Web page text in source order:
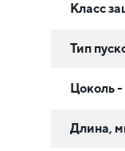
Класс
Тип
Цоколь
Длина,